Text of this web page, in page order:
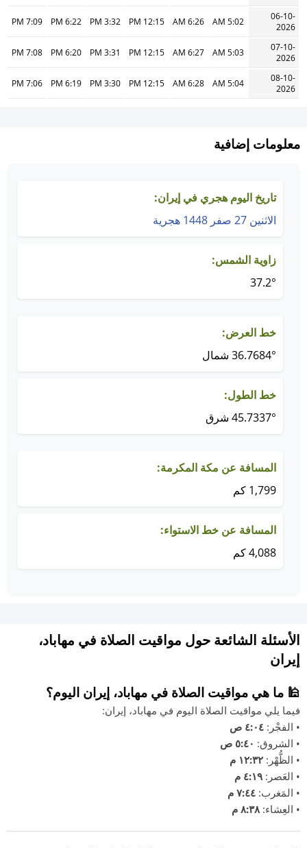
06-10-
2026
5:02 AM
6:26 AM
12:15 PM
3:32 PM
6:22 PM
7:09 PM
07-10-
2026
5:03 AM
6:27 AM
12:15 PM
3:31 PM
6:20 PM
7:08 PM
08-10-
2026
5:04 AM
6:28 AM
12:15 PM
3:30 PM
6:19 PM
7:06 PM
معلومات إضافية
تاريخ اليوم هجري في إيران:
الاثنين 27 صفر 1448 هجرية
زاوية الشمس:
37.2°
خط العرض:
36.7684° شمال
خط الطول:
45.7337° شرق
المسافة عن مكة المكرمة:
1,799 كم
المسافة عن خط الاستواء:
4,088 كم
الأسئلة الشائعة حول مواقيت الصلاة في مهاباد،
إيران
🕌 ما هي مواقيت الصلاة في مهاباد، إيران اليوم؟
فيما يلي مواقيت الصلاة اليوم في مهاباد، إيران:
• الفجْر: ٤:٠٤ ص
• الشروق: ٥:٤٠ ص
• الظُّهْر: ١٢:٣٢ م
• العَصر: ٤:١٩ م
• المَغرب: ٧:٤٤ م
• العِشاء:٨:٣٨ م